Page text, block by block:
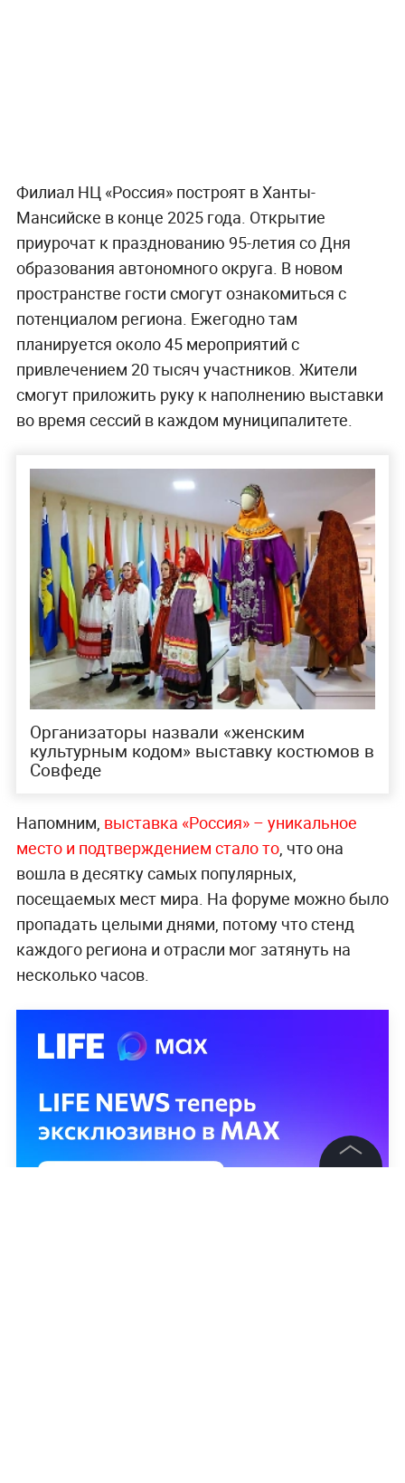
Филиал НЦ «Россия» построят в Ханты-
Мансийске в конце 2025 года. Открытие
приурочат к празднованию 95-летия со Дня
образования автономного округа. В новом
пространстве гости смогут ознакомиться с
потенциалом региона. Ежегодно там
планируется около 45 мероприятий с
привлечением 20 тысяч участников. Жители
смогут приложить руку к наполнению выставки
во время сессий в каждом муниципалитете.
Организаторы назвали «женским
культурным кодом» выставку костюмов в
Совфеде
Напомним, выставка «Россия» – уникальное
место и подтверждением стало то, что она
вошла в десятку самых популярных,
посещаемых мест мира. На форуме можно было
пропадать целыми днями, потому что стенд
каждого региона и отрасли мог затянуть на
несколько часов.